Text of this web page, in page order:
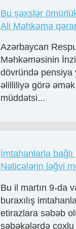
Bu şəxslər
Ali Məhkəmə
Azərbaycan
Məhkəməsinin
dövründə pensiya
əlilliliyə görə əmək
müddətsi...
İmtahanlarla
Nəticələrin ləğvi
Bu il martın 9-da
buraxılış
etirazlara səbəb
şəbəkələrdə